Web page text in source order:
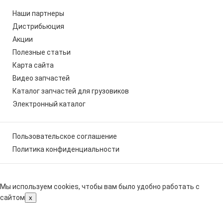
Наши партнеры
Дистрибьюция
Акции
Полезные статьи
Карта сайта
Видео запчастей
Каталог запчастей для грузовиков
Электронный каталог
Пользовательское соглашение
Политика конфиденциальности
Мы используем cookies, чтобы вам было удобно работать с
сайтом x